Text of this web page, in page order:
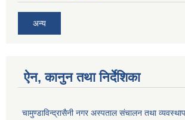
अन्य
ऐन, कानुन तथा निर्देशिका
चामुण्डाविन्द्रासैनी नगर अस्पताल संचालन तथा